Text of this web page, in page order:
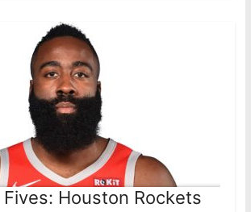
Fives: Houston Rockets